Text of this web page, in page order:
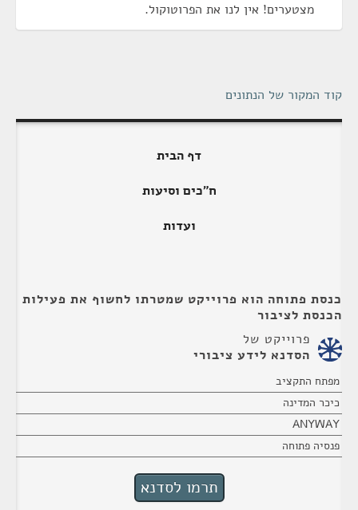
מצטערים! אין לנו את הפרוטוקול.
קוד המקור של הנתונים
דף הבית
ח"כים וסיעות
ועדות
כנסת פתוחה הוא פרוייקט שמטרתו לחשוף את פעילות
הכנסת לציבור
פרוייקט של
הסדנא לידע ציבורי
מפתח התקציב
כיכר המדינה
ANYWAY
פנסיה פתוחה